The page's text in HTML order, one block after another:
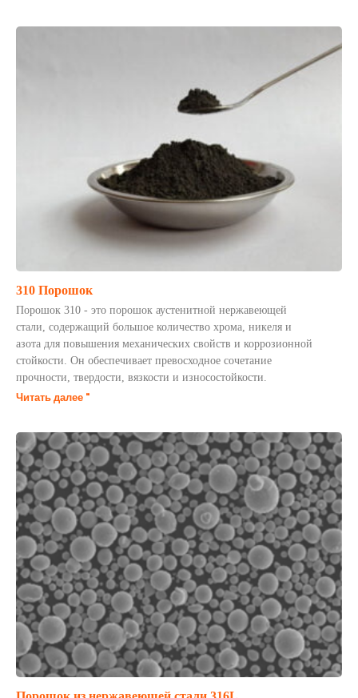
310 Порошок
Порошок 310 - это порошок аустенитной нержавеющей
стали, содержащий большое количество хрома, никеля и
азота для повышения механических свойств и коррозионной
стойкости. Он обеспечивает превосходное сочетание
прочности, твердости, вязкости и износостойкости.
Читать далее "